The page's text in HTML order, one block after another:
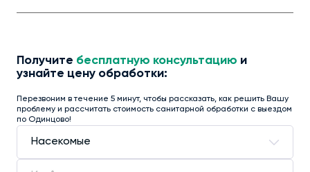
Получите бесплатную консультацию и
узнайте цену обработки:
Перезвоним в течение 5 минут, чтобы рассказать, как решить Вашу
проблему и рассчитать стоимость санитарной обработки с выездом
по Одинцово!